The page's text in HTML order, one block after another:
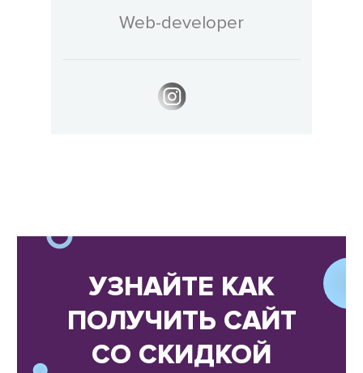
Web-developer
УЗНАЙТЕ КАК
ПОЛУЧИТЬ САЙТ
СО СКИДКОЙ